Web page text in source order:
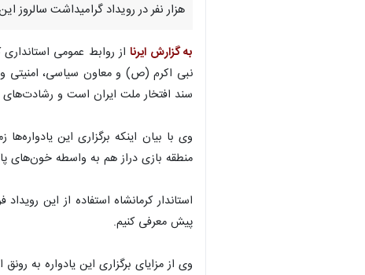
هزار نفر در رویداد گرامیداشت سالروز
به گزارش ایرنااز روابط عمومی
نبی اکرم (ص) و معاون سیاسی، امنیتی و
سند افتخار ملت ایران است و رشادت‌های
وی با بیان اینکه برگزاری این
منطقه بازی دراز هم به واسطه
استاندار کرمانشاه استفاده از این
پیش معرفی کنیم.
وی از مزایای برگزاری این یادواره به